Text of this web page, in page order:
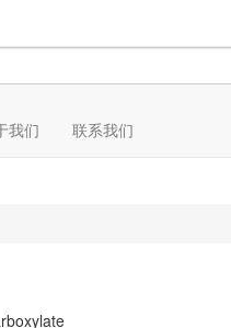
我们 联系我们